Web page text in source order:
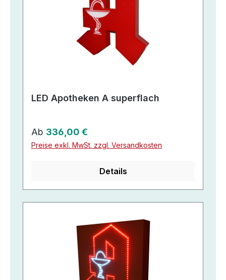
LED Apotheken A superflach
Regulärer Preis:
Ab 336,00 €
Preise exkl. MwSt. zzgl. Versandkosten
Details